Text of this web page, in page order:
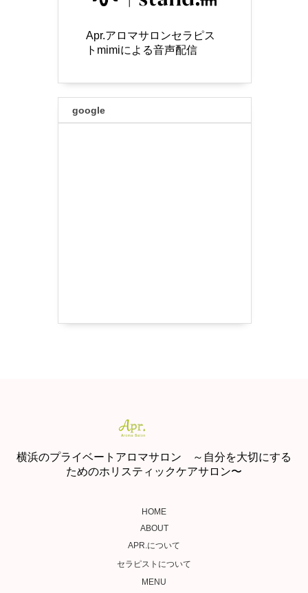
Apr.アロマサロンセラピス
トmimiによる音声配信
google
横浜のプライベートアロマサロン ～自分を大切にする
ためのホリスティックケアサロン〜
HOME
ABOUT
APR.について
セラピストについて
MENU